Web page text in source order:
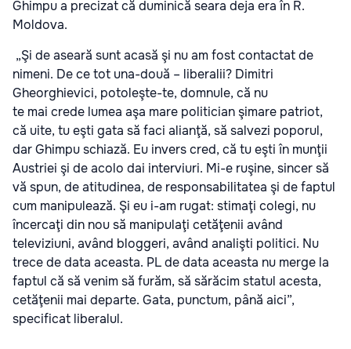
Ghimpu a precizat că duminică seara deja era în R.
Moldova.
„Şi de aseară sunt acasă şi nu am fost contactat de
nimeni. De ce tot una-două – liberalii? Dimitri
Gheorghievici, potoleşte-te, domnule, că nu
te mai crede lumea aşa mare politician şimare patriot,
că uite, tu eşti gata să faci alianţă, să salvezi poporul,
dar Ghimpu schiază. Eu invers cred, că tu eşti în munţii
Austriei şi de acolo dai interviuri. Mi-e ruşine, sincer să
vă spun, de atitudinea, de responsabilitatea şi de faptul
cum manipulează. Şi eu i-am rugat: stimaţi colegi, nu
încercaţi din nou să manipulaţi cetăţenii având
televiziuni, având bloggeri, având analişti politici. Nu
trece de data aceasta. PL de data aceasta nu merge la
faptul că să venim să furăm, să sărăcim statul acesta,
cetăţenii mai departe. Gata, punctum, până aici”,
specificat liberalul.